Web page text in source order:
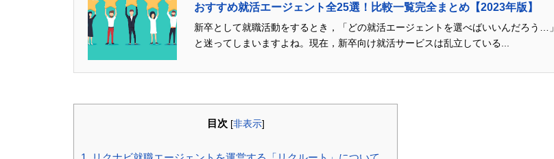
おすすめ就活エージェント全25選！比較一覧完全まとめ【2023年版】
新卒として就職活動をするとき，「どの就活エージェントを選べばいいんだろう…」
と迷ってしまいますよね。現在，新卒向け就活サービスは乱立している...
目次 [非表示]